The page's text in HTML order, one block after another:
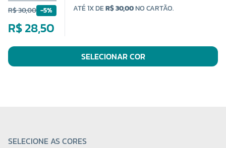
R$ 30,00 -5%
R$ 28,50
ATÉ 1X DER$ 30,00NO CARTÃO.
SELECIONAR COR
SELECIONE AS CORES